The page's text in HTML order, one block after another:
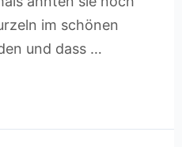
im schönen
und dass …